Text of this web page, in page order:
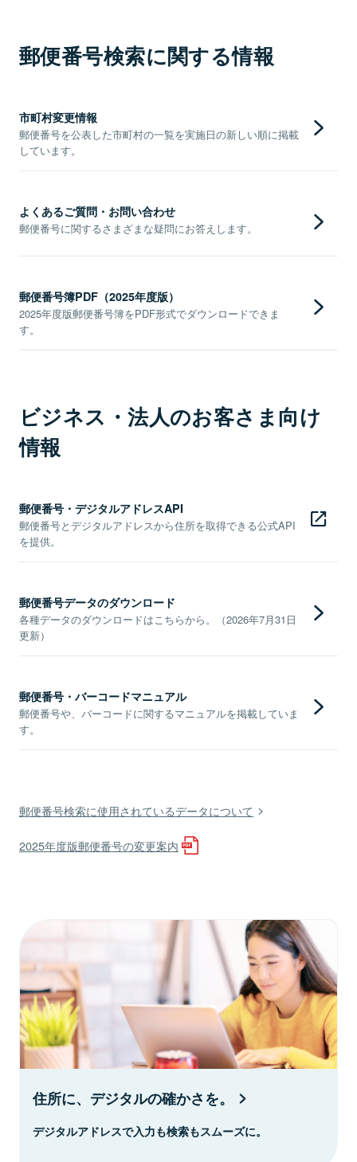
郵便番号検索に関する情報
市町村変更情報
郵便番号を公表した市町村の一覧を実施日の新しい順に掲載
しています。
よくあるご質問・お問い合わせ
郵便番号に関するさまざまな疑問にお答えします。
郵便番号簿PDF（2025年度版）
2025年度版郵便番号簿をPDF形式でダウンロードできま
す。
ビジネス・法人のお客さま向け
情報
郵便番号・デジタルアドレスAPI
郵便番号とデジタルアドレスから住所を取得できる公式API
を提供。
郵便番号データのダウンロード
各種データのダウンロードはこちらから。（2026年7月31日
更新）
郵便番号・バーコードマニュアル
郵便番号や、バーコードに関するマニュアルを掲載していま
す。
郵便番号検索に使用されているデータについて
2025年度版郵便番号の変更案内
住所に、デジタルの確かさを。
デジタルアドレスで入力も検索もスムーズに。